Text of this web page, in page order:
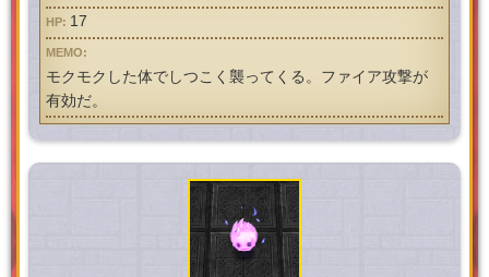
17
モクモクした体でしつこく襲ってくる。ファイア攻撃が
有効だ。